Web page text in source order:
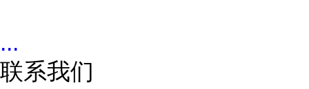
...
联系我们